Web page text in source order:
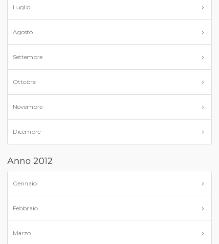
Luglio
Agosto
Settembre
Ottobre
Novembre
Dicembre
Anno 2012
Gennaio
Febbraio
Marzo